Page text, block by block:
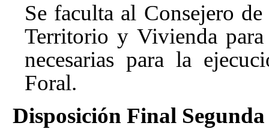
Se faculta al Consejero
Territorio y Vivienda para
necesarias para la
Foral.
Disposición Final Segunda